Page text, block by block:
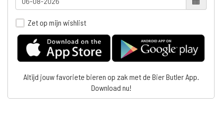
Zet op mijn wishlist
Altijd jouw favoriete bieren op zak met de Bier Butler App.
Download nu!